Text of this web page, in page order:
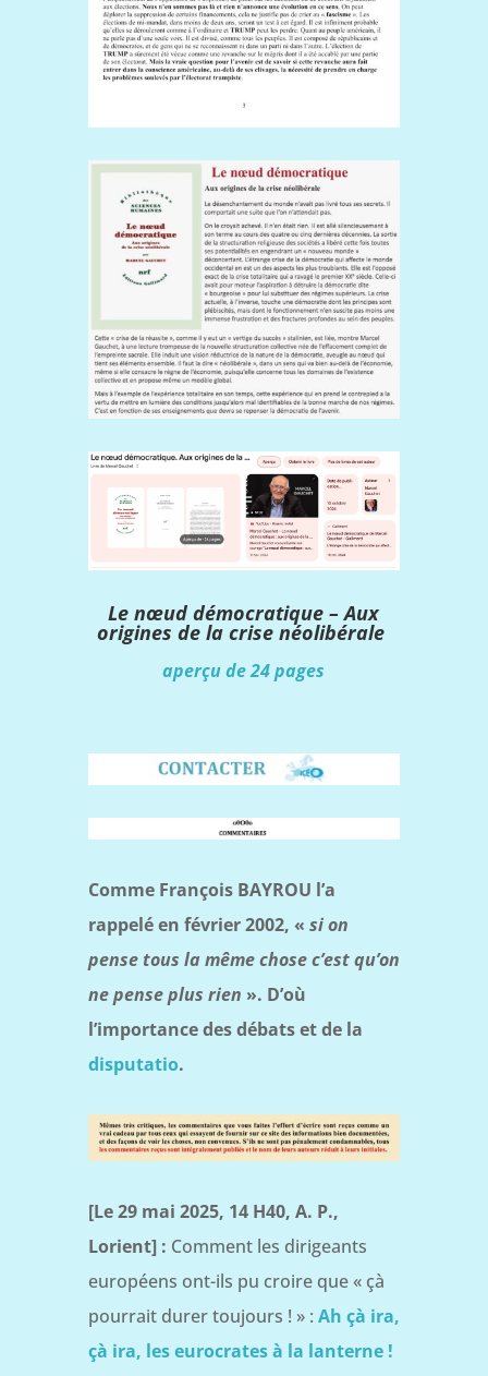
Le nœud démocratique – Aux
origines de la crise néolibérale
aperçu de 24 pages
Comme François BAYROU l’a
rappelé en février 2002, « si on
pense tous la même chose c’est qu’on
ne pense plus rien ». D’où
l’importance des débats et de la
disputatio.
[Le 29 mai 2025, 14 H40, A. P.,
Lorient] : Comment les dirigeants
européens ont-ils pu croire que « çà
pourrait durer toujours ! » : Ah çà ira,
çà ira, les eurocrates à la lanterne !